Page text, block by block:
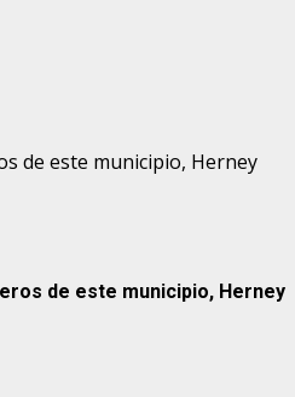
de este municipio, Herney
de este municipio, Herney